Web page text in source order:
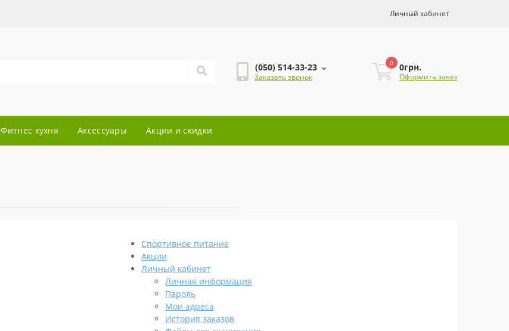
Личный кабинет
(050) 514-33-23
Заказать звонок
0 0грн.
Оформить заказ
Фитнес кухня Аксессуары Акции и скидки
Спортивное питание
Акции
Личный кабинет
Личная информация
Пароль
Мои адреса
История заказов